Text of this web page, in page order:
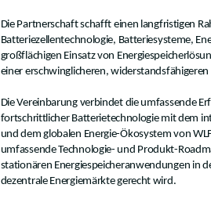
Die Partnerschaft schafft einen langfristigen
Batteriezellentechnologie, Batteriesysteme,
großflächigen Einsatz von
einer erschwinglicheren,
Die Vereinbarung verbindet die umfassende
fortschrittlicher Batterietechnologie mit dem
und dem globalen Energie-Ökosystem von
umfassende Technologie- und Produkt-
stationären Energiespeicheranwendungen in
dezentrale Energiemärkte gerecht wird.